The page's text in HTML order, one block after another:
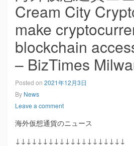
Cream City
make
blockchain
– BizTimes
Posted on 2021年12月3日
By News
Leave a comment
海外仮想通貨のニュース
↓↓↓↓↓↓↓↓↓↓↓↓↓↓↓↓↓↓↓↓